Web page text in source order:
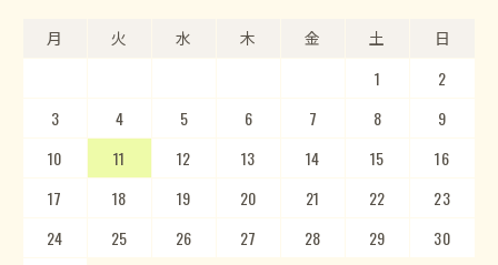
月 火 水 木 金 土 日
1
2
3
4 5 6 7 8
9
10
11 12 13 14 15
16
17
18 19 20 21 22
23
24
25 26 27 28 29
30
月 火 水 木 金 土 日
5
6
7
8 9 10 11 12
13
14
15 16 17 18 19
20
21
22 23 24 25 26
27
28
29 30